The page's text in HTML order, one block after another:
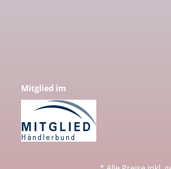
Mitglied im